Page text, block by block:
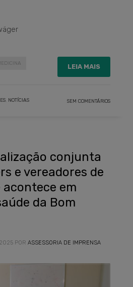
LEIA MAIS
NOTÍCIAS SEM COMENTÁRIOS
conjunta
e vereadores de
acontece em
da Bom
POR ASSESSORIA DE IMPRENSA